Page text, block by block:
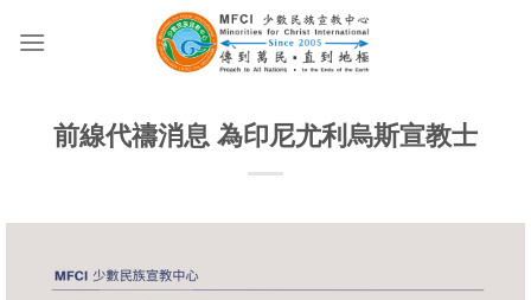
前線代禱消息 為印尼尤利烏斯宣教士